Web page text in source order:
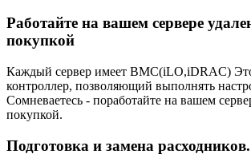
Работайте на вашем сервере
покупкой
Каждый сервер имеет BMC(iLO,iDRAC)
контроллер, позволяющий выполнять
Сомневаетесь - поработайте на вашем
покупкой.
Подготовка и замена расходников.